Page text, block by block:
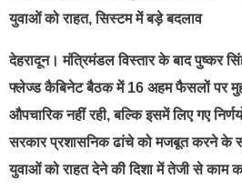
युवाओं को राहत, सिस्टम में बड़े बदलाव
देहरादून। मंत्रिमंडल विस्तार के बाद पुष्कर
फ्लेज्ड कैबिनेट बैठक में 16 अहम फैसलों पर
औपचारिक नहीं रही, बल्कि इसमें लिए गए
सरकार प्रशासनिक ढांचे को मजबूत करने के
युवाओं को राहत देने की दिशा में तेजी से काम